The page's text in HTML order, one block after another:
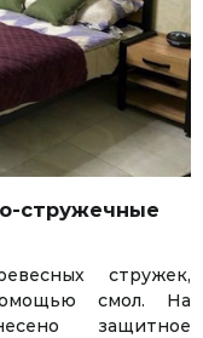
стружечные
стружек,
смол. На
защитное